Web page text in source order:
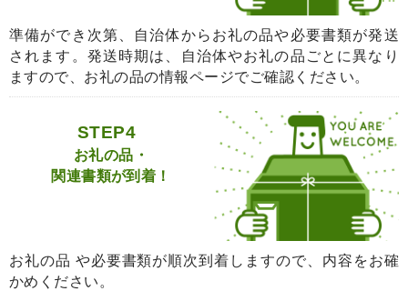
準備ができ次第、自治体からお礼の品や必要書類が発送
されます。発送時期は、自治体やお礼の品ごとに異なり
ますので、お礼の品の情報ページでご確認ください。
STEP4
お礼の品・
関連書類が到着！
お礼の品 や必要書類が順次到着しますので、内容をお確
かめください。